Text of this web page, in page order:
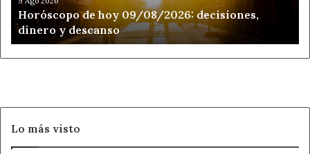
Horóscopo de hoy 09/08/2026: decisiones,
dinero y descanso
Lo más visto